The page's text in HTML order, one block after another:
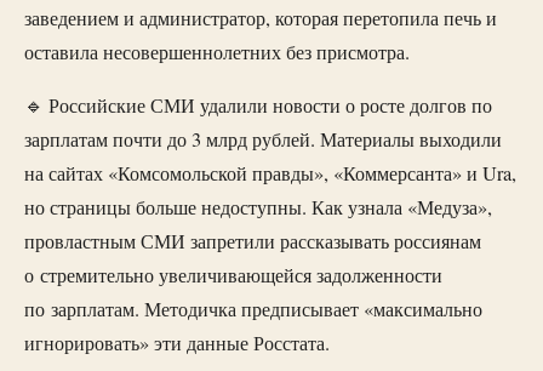
заведением и администратор, которая перетопила печь и
оставила несовершеннолетних без присмотра.
🔹 Российские СМИ удалили новости о росте долгов по
зарплатам почти до 3 млрд рублей. Материалы выходили
на сайтах «Комсомольской правды», «Коммерсанта» и Ura,
но страницы больше недоступны. Как узнала «Медуза»,
провластным СМИ запретили рассказывать россиянам
о стремительно увеличивающейся задолженности
по зарплатам. Методичка предписывает «максимально
игнорировать» эти данные Росстата.